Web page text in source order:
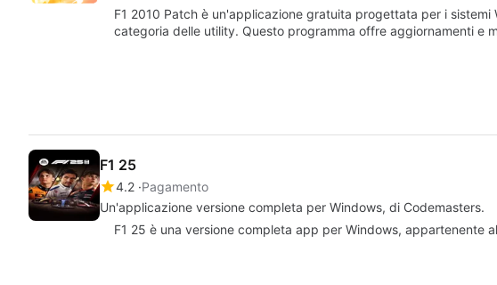
F1 2010 Patch è un'applicazione gratuita progettata per i sistemi
categoria delle utility. Questo programma offre aggiornamenti e
F1 25
4.2 Pagamento
Un'applicazione versione completa per Windows, di Codemasters.
F1 25 è una versione completa app per Windows, appartenente